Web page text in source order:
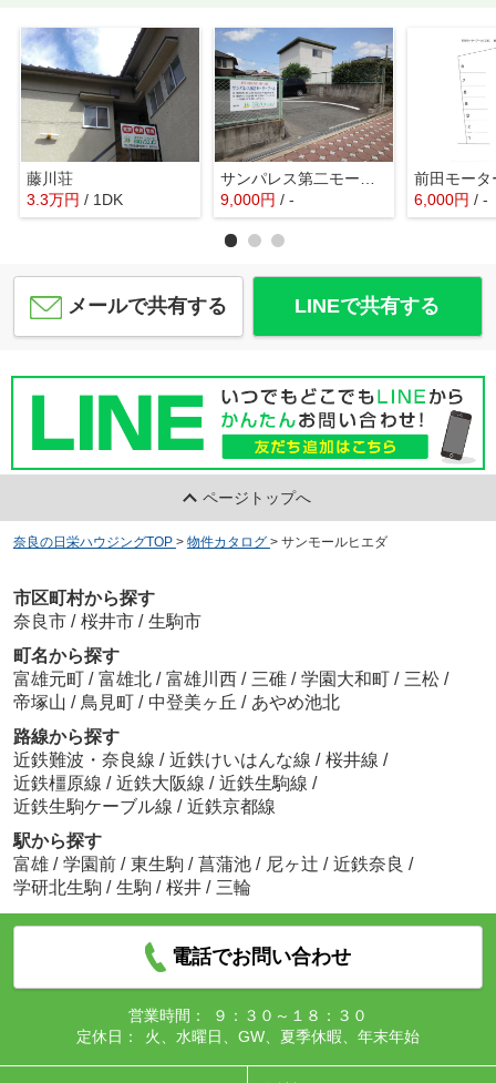
藤川荘
3.3万円 / 1DK
9,000円 / - 6,000円 / -
メールで共有する LINEで共有する
ページトップへ
奈良の日栄ハウジングTOP > 物件カタログ > サンモールヒエダ
市区町村から探す
奈良市 / 桜井市 / 生駒市
町名から探す
富雄元町 / 富雄北 / 富雄川西 / 三碓 / 学園大和町 / 三松 /
帝塚山 / 鳥見町 / 中登美ヶ丘 / あやめ池北
路線から探す
近鉄難波・奈良線 / 近鉄けいはんな線 / 桜井線 /
近鉄橿原線 / 近鉄大阪線 / 近鉄生駒線 /
近鉄生駒ケーブル線 / 近鉄京都線
駅から探す
富雄 / 学園前 / 東生駒 / 菖蒲池 / 尼ヶ辻 / 近鉄奈良 /
学研北生駒 / 生駒 / 桜井 / 三輪
電話でお問い合わせ
営業時間：
９：３０～１８：３０
定休日：
火、水曜日、GW、夏季休暇、年末年始